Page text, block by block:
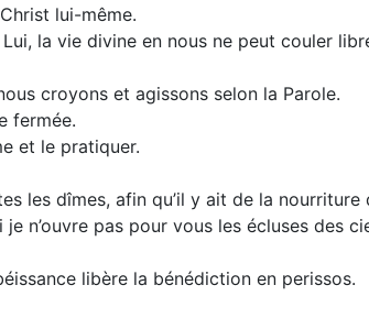
lui-même.
la vie divine en nous ne peut couler
croyons et agissons selon la Parole.
fermée.
et le pratiquer.
les dîmes, afin qu’il y ait de la
je n’ouvre pas pour vous les écluses des
libère la bénédiction en perissos.